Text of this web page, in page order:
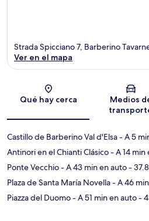
Strada Spicciano 7, Barberino
Ver en el mapa
Qué hay cerca
Medios
Castillo de Barberino Val d'Elsa- A 5
Antinori en el Chianti Clásico- A 14 min
Ponte Vecchio- A 43 min en auto-
Plaza de Santa María Novella- A 46
Piazza del Duomo- A 51 min en auto-